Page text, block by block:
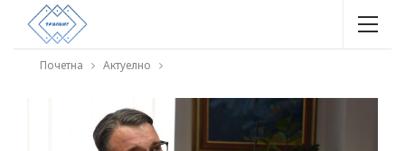
Почетна Актуелно